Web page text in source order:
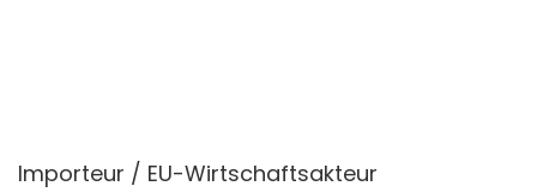
Importeur / EU-Wirtschaftsakteur